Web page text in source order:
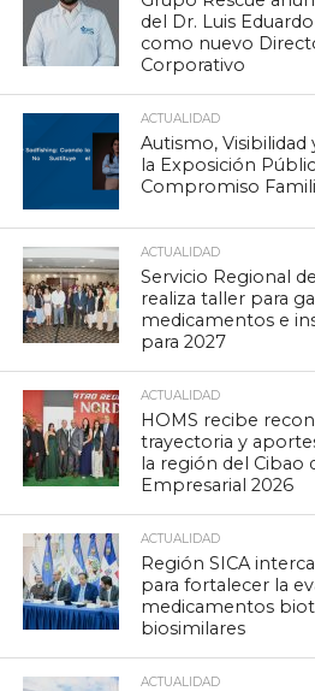
del Dr. Luis
como nuevo
Corporativo
ACTUALIDAD
Autismo, Visibilidad
la Exposición
Compromiso
ACTUALIDAD
Servicio Regional
realiza taller para
medicamentos e
para 2027
ACTUALIDAD
HOMS recibe
trayectoria y
la región del Cibao
Empresarial 2026
ACTUALIDAD
Región SICA
para fortalecer la
medicamentos
biosimilares
ACTUALIDAD